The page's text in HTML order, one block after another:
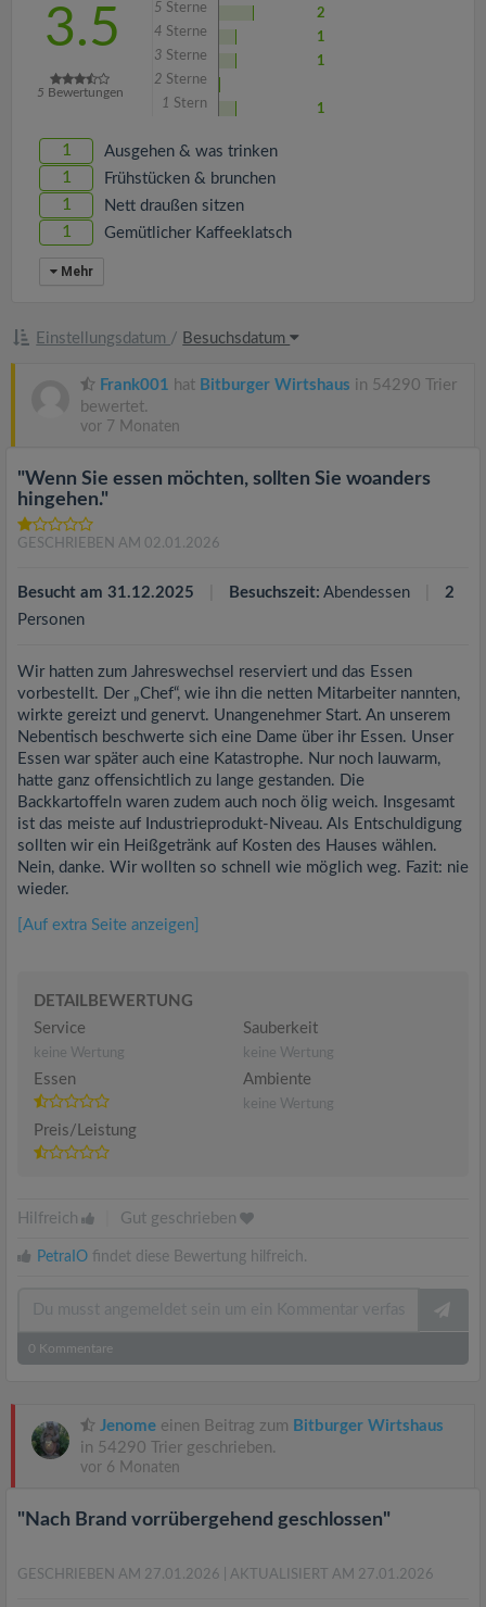
3.5
5 Bewertungen
5 Sterne
2
4 Sterne
1
3 Sterne
1
2 Sterne
1 Stern 1
1 Ausgehen & was trinken
1 Frühstücken & brunchen
1 Nett draußen sitzen
1 Gemütlicher Kaffeeklatsch
Mehr
Einstellungsdatum / Besuchsdatum
Frank001 hat Bitburger Wirtshaus in 54290 Trier
bewertet.
vor 7 Monaten
"Wenn Sie essen möchten, sollten Sie woanders
hingehen."
GESCHRIEBEN AM 02.01.2026
Besucht am 31.12.2025 Besuchszeit: Abendessen
2
Personen
Wir hatten zum Jahreswechsel reserviert und das Essen
vorbestellt. Der „Chef“, wie ihn die netten Mitarbeiter nannten,
wirkte gereizt und genervt. Unangenehmer Start. An unserem
Nebentisch beschwerte sich eine Dame über ihr Essen. Unser
Essen war später auch eine Katastrophe. Nur noch lauwarm,
hatte ganz offensichtlich zu lange gestanden. Die
Backkartoffeln waren zudem auch noch ölig weich. Insgesamt
ist das meiste auf Industrieprodukt-Niveau. Als Entschuldigung
sollten wir ein Heißgetränk auf Kosten des Hauses wählen.
Nein, danke. Wir wollten so schnell wie möglich weg. Fazit: nie
wieder.
[Auf extra Seite anzeigen]
DETAILBEWERTUNG
Service
keine Wertung
Sauberkeit
keine Wertung
Essen Ambiente
keine Wertung
Preis/Leistung
Hilfreich Gut geschrieben
PetraIO findet diese Bewertung hilfreich.
0 Kommentare
Jenome einen Beitrag zum Bitburger Wirtshaus
in 54290 Trier geschrieben.
vor 6 Monaten
"Nach Brand vorrübergehend geschlossen"
GESCHRIEBEN AM 27.01.2026 | AKTUALISIERT AM 27.01.2026